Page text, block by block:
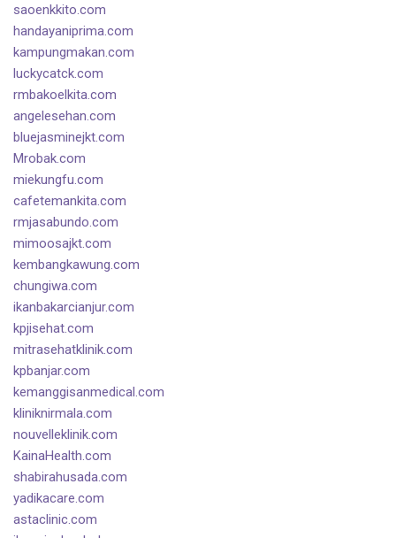
saoenkkito.com
handayaniprima.com
kampungmakan.com
luckycatck.com
rmbakoelkita.com
angelesehan.com
bluejasminejkt.com
Mrobak.com
miekungfu.com
cafetemankita.com
rmjasabundo.com
mimoosajkt.com
kembangkawung.com
chungiwa.com
ikanbakarcianjur.com
kpjisehat.com
mitrasehatklinik.com
kpbanjar.com
kemanggisanmedical.com
kliniknirmala.com
nouvelleklinik.com
KainaHealth.com
shabirahusada.com
yadikacare.com
astaclinic.com